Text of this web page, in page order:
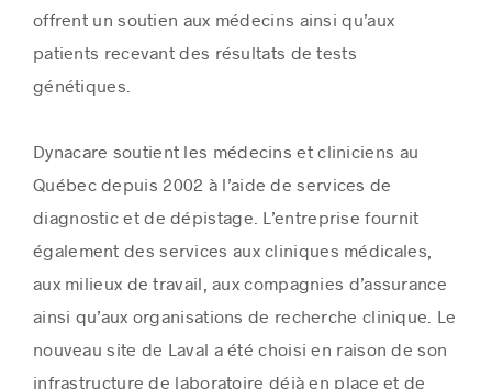
offrent un soutien aux médecins ainsi qu’aux
patients recevant des résultats de tests
génétiques.
Dynacare soutient les médecins et cliniciens au
Québec depuis 2002 à l’aide de services de
diagnostic et de dépistage. L’entreprise fournit
également des services aux cliniques médicales,
aux milieux de travail, aux compagnies d’assurance
ainsi qu’aux organisations de recherche clinique. Le
nouveau site de Laval a été choisi en raison de son
infrastructure de laboratoire déjà en place et de